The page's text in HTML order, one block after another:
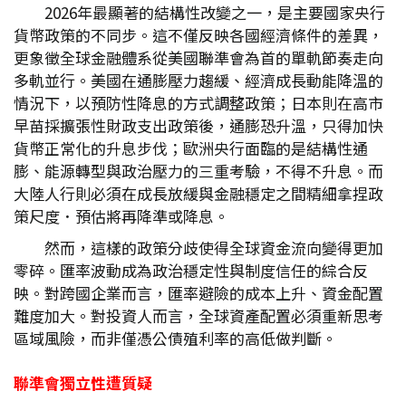
2026年最顯著的結構性改變之一，是主要國家央行
貨幣政策的不同步。這不僅反映各國經濟條件的差異，
更象徵全球金融體系從美國聯準會為首的單軌節奏走向
多軌並行。美國在通膨壓力趨緩、經濟成長動能降溫的
情況下，以預防性降息的方式調整政策；日本則在高市
早苗採擴張性財政支出政策後，通膨恐升溫，只得加快
貨幣正常化的升息步伐；歐洲央行面臨的是結構性通
膨、能源轉型與政治壓力的三重考驗，不得不升息。而
大陸人行則必須在成長放緩與金融穩定之間精細拿捏政
策尺度．預估將再降準或降息。
然而，這樣的政策分歧使得全球資金流向變得更加
零碎。匯率波動成為政治穩定性與制度信任的綜合反
映。對跨國企業而言，匯率避險的成本上升、資金配置
難度加大。對投資人而言，全球資產配置必須重新思考
區域風險，而非僅憑公債殖利率的高低做判斷。
聯準會獨立性遭質疑